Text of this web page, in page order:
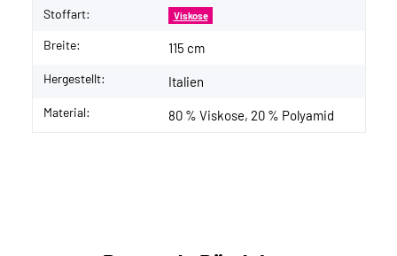
Stoffart: Viskose
Breite: 115 cm
Hergestellt: Italien
Material: 80 % Viskose, 20 % Polyamid